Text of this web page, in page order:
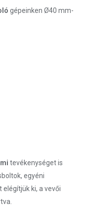
gépeinken Ø40 mm-
tevékenységet is
egyéni
ki, a vevői